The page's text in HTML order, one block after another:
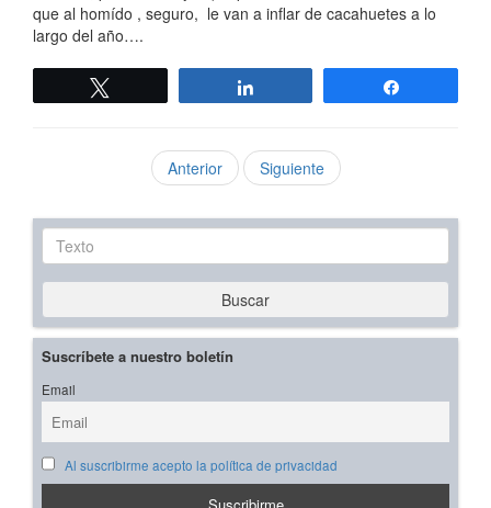
que al homído , seguro, le van a inflar de cacahuetes a lo
largo del año….
Anterior Siguiente
Texto
Buscar
Suscríbete a nuestro boletín
Email
Al suscribirme acepto la política de privacidad